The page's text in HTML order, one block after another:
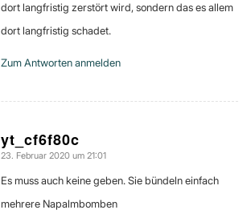
dort langfristig zerstört wird, sondern das es allem
dort langfristig schadet.
Zum Antworten anmelden
yt_cf6f80c
sagte:
23. Februar 2020 um 21:01
Es muss auch keine geben. Sie bündeln einfach
mehrere Napalmbomben